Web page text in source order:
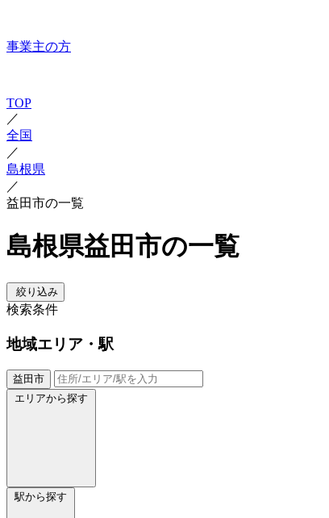
事業主の方
TOP
／
全国
／
島根県
／
益田市の一覧
島根県益田市の一覧
絞り込み
検索条件
地域エリア・駅
益田市
エリアから探す
駅から探す